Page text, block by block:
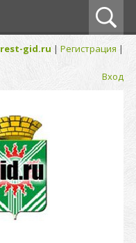
gid.ru | Регистрация |
Вход